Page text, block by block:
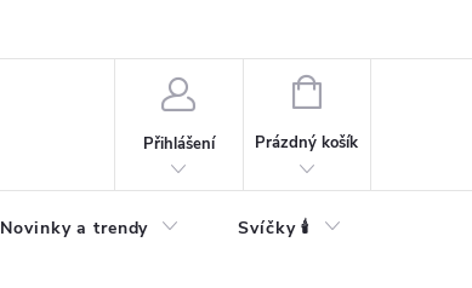
Přihlášení
NÁKUPNÍ
Prázdný košík
Novinky a trendy Svíčky 🕯️